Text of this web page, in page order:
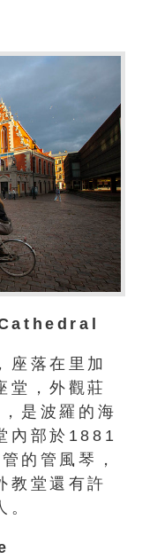
座落在里加
堂，外觀莊
是波羅的海
內部於1881
的管風琴，
教堂還有許
。